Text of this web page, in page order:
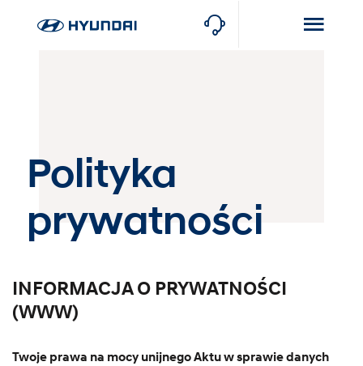
Polityka
prywatności
INFORMACJA O PRYWATNOŚCI
(WWW)
Twoje prawa na mocy unijnego Aktu w sprawie danych